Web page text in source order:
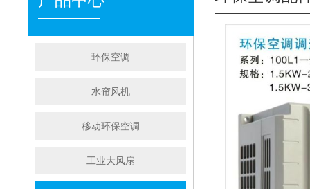
环保空调
水帘风机
移动环保空调
工业大风扇